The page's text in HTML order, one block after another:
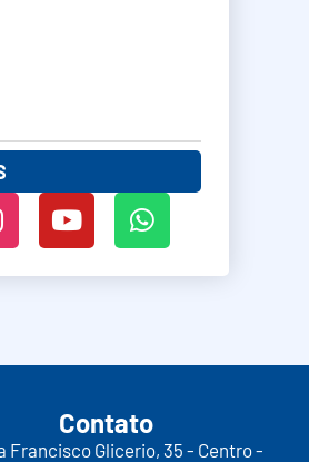
Contato
Francisco Glicerio, 35 - Centro -